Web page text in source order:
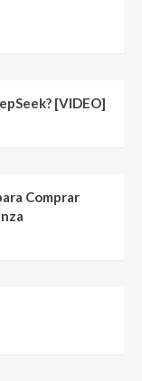
[VIDEO]
Comprar